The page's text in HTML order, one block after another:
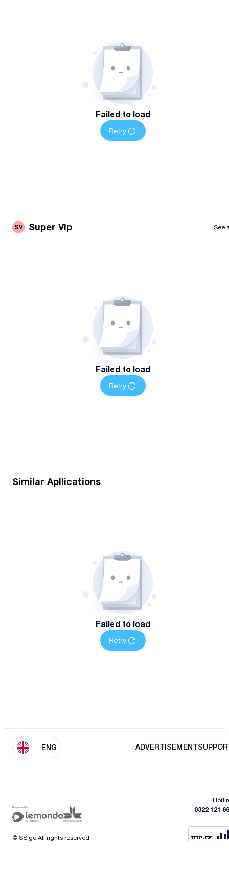
Failed to load
Retry
SV Super Vip See
Failed to load
Retry
Similar Apllications
Failed to load
Retry
ENG ADVERTISEMENT
0322 121
© SS.ge All rights reserved